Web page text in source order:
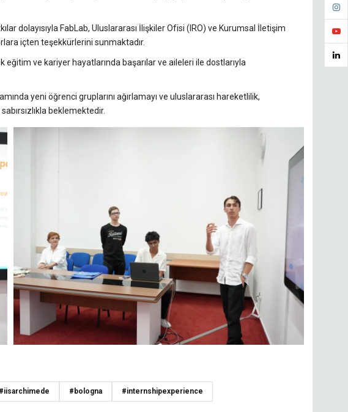
dolayısıyla FabLab, Uluslararası İlişkiler Ofisi (IRO) ve Kurumsal İletişim
içten teşekkürlerini sunmaktadır.
ve kariyer hayatlarında başarılar ve aileleri ile dostlarıyla
yeni öğrenci gruplarını ağırlamayı ve uluslararası hareketlilik,
beklemektedir.
#iisarchimede #bologna #internshipexperience